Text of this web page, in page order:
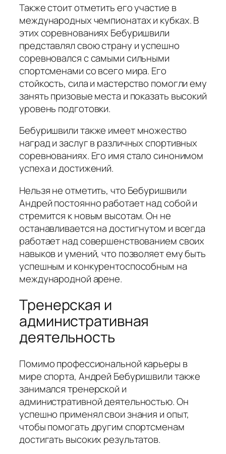
Также стоит отметить его участие в
международных чемпионатах и кубках. В
этих соревнованиях Бебуришвили
представлял свою страну и успешно
соревновался с самыми сильными
спортсменами со всего мира. Его
стойкость, сила и мастерство помогли ему
занять призовые места и показать высокий
уровень подготовки.
Бебуришвили также имеет множество
наград и заслуг в различных спортивных
соревнованиях. Его имя стало синонимом
успеха и достижений.
Нельзя не отметить, что Бебуришвили
Андрей постоянно работает над собой и
стремится к новым высотам. Он не
останавливается на достигнутом и всегда
работает над совершенствованием своих
навыков и умений, что позволяет ему быть
успешным и конкурентоспособным на
международной арене.
Тренерская и
административная
деятельность
Помимо профессиональной карьеры в
мире спорта, Андрей Бебуришвили также
занимался тренерской и
административной деятельностью. Он
успешно применял свои знания и опыт,
чтобы помогать другим спортсменам
достигать высоких результатов.